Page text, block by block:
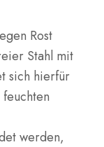
Rost
Stahl mit
sich hierfür
werden,